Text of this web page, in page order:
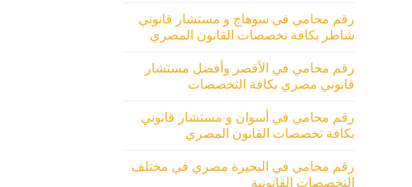
رقم محامي في سوهاج و مستشار قانوني
شاطر بكافة تخصصات القانون المصري
رقم محامي في الأقصر وأفضل مستشار
قانوني مصري بكافة التخصصات
رقم محامي في أسوان و مستشار قانوني
بكافة تخصصات القانون المصري
رقم محامي في البحيرة مصري في مختلف
التخصصات القانونية